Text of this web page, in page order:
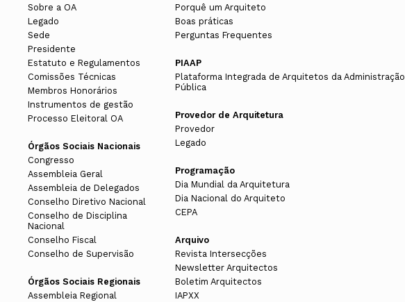
Sobre a OA
Legado
Sede
Presidente
Estatuto e Regulamentos
Comissões Técnicas
Membros Honorários
Instrumentos de gestão
Processo Eleitoral OA
Órgãos Sociais Nacionais
Congresso
Assembleia Geral
Assembleia de Delegados
Conselho Diretivo Nacional
Conselho de Disciplina
Nacional
Conselho Fiscal
Conselho de Supervisão
Órgãos Sociais Regionais
Assembleia Regional
Porquê um Arquiteto
Boas práticas
Perguntas Frequentes
PIAAP
Plataforma Integrada de Arquitetos da Administração
Pública
Provedor de Arquitetura
Provedor
Legado
Programação
Dia Mundial da Arquitetura
Dia Nacional do Arquiteto
CEPA
Arquivo
Revista Intersecções
Newsletter Arquitectos
Boletim Arquitectos
IAPXX